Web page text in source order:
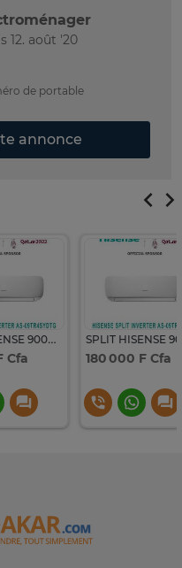
12. août '20
de portable
annonce
SPLIT HISENSE 9000BTU INVERTER AS09TR4SYDTG
Cfa 180 000 F Cfa